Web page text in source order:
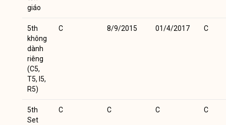
giáo
5th
không
dành
riêng
(C5,
T5, I5,
R5)
C 8/9/2015 01/4/2017 C
5th
Set
C C C C